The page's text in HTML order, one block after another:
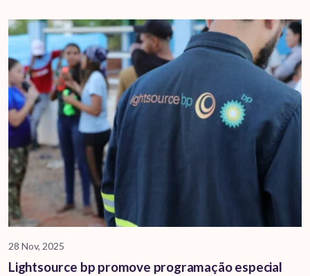
28 Nov, 2025
Lightsource bp promove programação especial